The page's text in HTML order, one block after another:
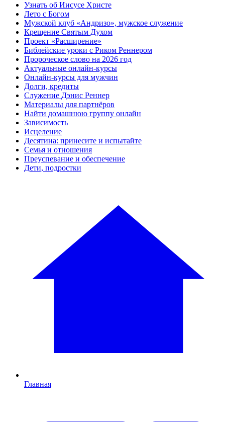
Узнать об Иисусе Христе
Лето с Богом
Мужской клуб «Андризо», мужское служение
Крещение Святым Духом
Проект «Расширение»
Библейские уроки с Риком Реннером
Пророческое слово на 2026 год
Актуальные онлайн-курсы
Онлайн-курсы для мужчин
Долги, кредиты
Служение Дэнис Реннер
Материалы для партнёров
Найти домашнюю группу онлайн
Зависимость
Исцеление
Десятина: принесите и испытайте
Семья и отношения
Преуспевание и обеспечение
Дети, подростки
Главная